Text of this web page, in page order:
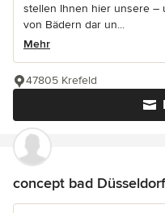
stellen Ihnen hier unsere –
von Bädern dar un...
Mehr
47805 Krefeld
concept bad Düsseldorf